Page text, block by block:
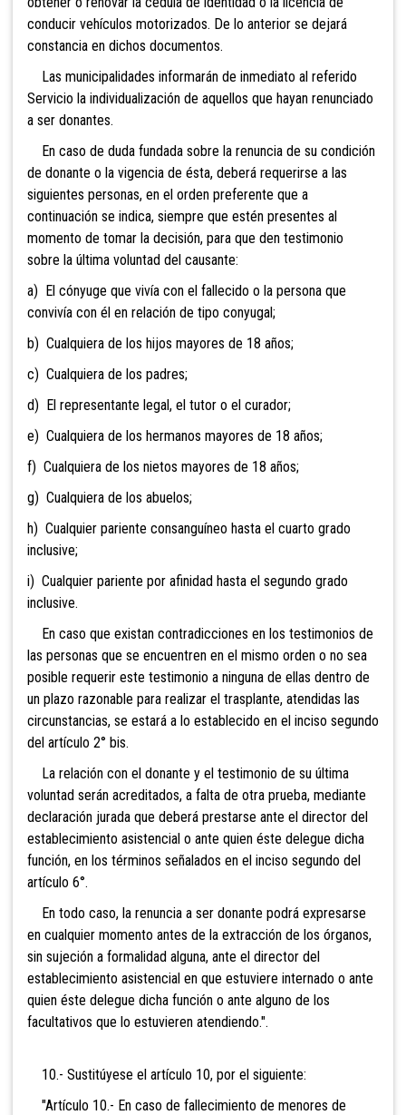
conducir vehículos motorizados. De lo anterior se dejará
constancia en dichos documentos.
Las municipalidades informarán de inmediato al referido
Servicio la individualización de aquellos que hayan renunciado
a ser donantes.
En caso de duda fundada sobre la renuncia de su condición
de donante o la vigencia de ésta, deberá requerirse a las
siguientes personas, en el orden preferente que a
continuación se indica, siempre que estén presentes al
momento de tomar la decisión, para que den testimonio
sobre la última voluntad del causante:
a) El cónyuge que vivía con el fallecido o la persona que
convivía con él en relación de tipo conyugal;
b) Cualquiera de los hijos mayores de 18 años;
c) Cualquiera de los padres;
d) El representante legal, el tutor o el curador;
e) Cualquiera de los hermanos mayores de 18 años;
f) Cualquiera de los nietos mayores de 18 años;
g) Cualquiera de los abuelos;
h) Cualquier pariente consanguíneo hasta el cuarto grado
inclusive;
i) Cualquier pariente por afinidad hasta el segundo grado
inclusive.
En caso que existan contradicciones en los testimonios de
las personas que se encuentren en el mismo orden o no sea
posible requerir este testimonio a ninguna de ellas dentro de
un plazo razonable para realizar el trasplante, atendidas las
circunstancias, se estará a lo establecido en el inciso segundo
del artículo 2° bis.
La relación con el donante y el testimonio de su última
voluntad serán acreditados, a falta de otra prueba, mediante
declaración jurada que deberá prestarse ante el director del
establecimiento asistencial o ante quien éste delegue dicha
función, en los términos señalados en el inciso segundo del
artículo 6°.
En todo caso, la renuncia a ser donante podrá expresarse
en cualquier momento antes de la extracción de los órganos,
sin sujeción a formalidad alguna, ante el director del
establecimiento asistencial en que estuviere internado o ante
quien éste delegue dicha función o ante alguno de los
facultativos que lo estuvieren atendiendo.".
10.- Sustitúyese el artículo 10, por el siguiente:
"Artículo 10.- En caso de fallecimiento de menores de